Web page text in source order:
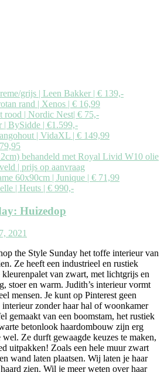
grijs | Leen Bakker | € 139,-
rand | Xenos | € 16,99
rood | Nordic Nest| € 75,-
| BySidde | €1.599,-
| VidaXL | € 149,99
behandeld met Royal Livid W10 olie
| prijs op aanvraag
60x90cm | Junique | € 71,99
| Heuts | € 990,-
Huizedop
2021
the Style Sunday het toffe interieur van
Ze heeft een industrieel en rustiek
van zwart, met lichtgrijs en
stoer en warm. Judith’s interieur vormt
mensen. Je kunt op Pinterest geen
zonder haar hal of woonkamer
gemaakt van een boomstam, het rustiek
betonlook haardombouw zijn erg
Ze durft gewaagde keuzes te maken,
uitpakken! Zoals een hele muur zwart
wand laten plaatsen. Wij laten je haar
zien. Wil je meer weten over haar